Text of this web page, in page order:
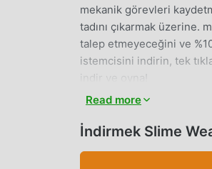
mekanik görevleri
tadını çıkarmak
talep etmeyeceğini ve
istemcisini indirin, tek
indir ve oyna!
Slime Weapon Master
kazanmasına yardımcı
Read more
İndirmek Slime